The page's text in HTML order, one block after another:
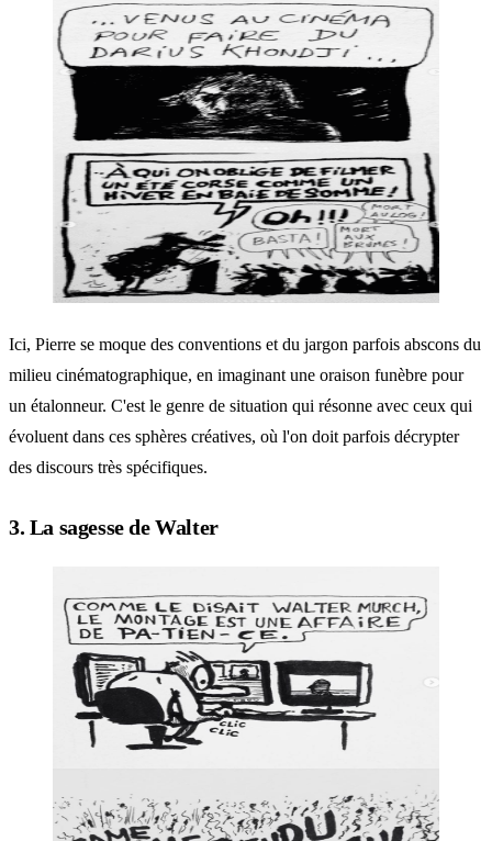
Ici, Pierre se moque des conventions et du jargon parfois abscons du
milieu cinématographique, en imaginant une oraison funèbre pour
un étalonneur. C'est le genre de situation qui résonne avec ceux qui
évoluent dans ces sphères créatives, où l'on doit parfois décrypter
des discours très spécifiques.
3. La sagesse de Walter